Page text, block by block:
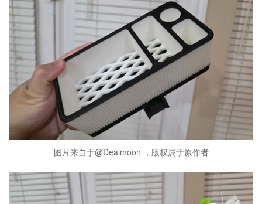
图片来自于@Dealmoon ，版权属于原作者